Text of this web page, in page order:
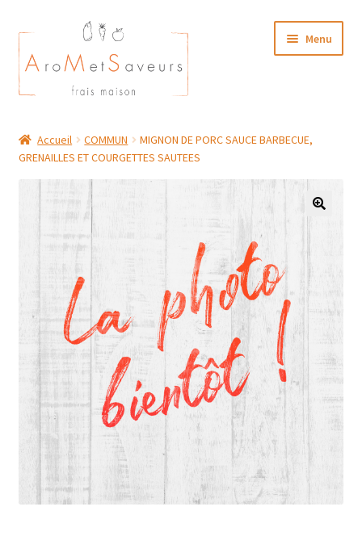
Aller
à
la
navigation
Aller
au
contenu
Menu
Plat du Jour/ Menu Week end
NOS BOUTIQUES
MON COMPTE
Accueil COMMUN
MIGNON DE PORC SAUCE BARBECUE,
GRENAILLES ET COURGETTES SAUTEES